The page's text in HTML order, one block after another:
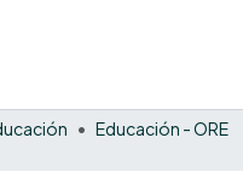
Educación - ORE